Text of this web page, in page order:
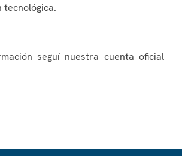
tecnológica.
seguí nuestra cuenta oficial